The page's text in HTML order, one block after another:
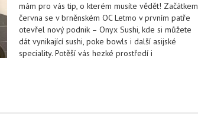
mám pro vás tip, o kterém musíte vědět! Začátkem
června se v brněnském OC Letmo v prvním patře
otevřel nový podnik – Onyx Sushi, kde si můžete
dát vynikající sushi, poke bowls i další asijské
speciality. Potěší vás hezké prostředí i